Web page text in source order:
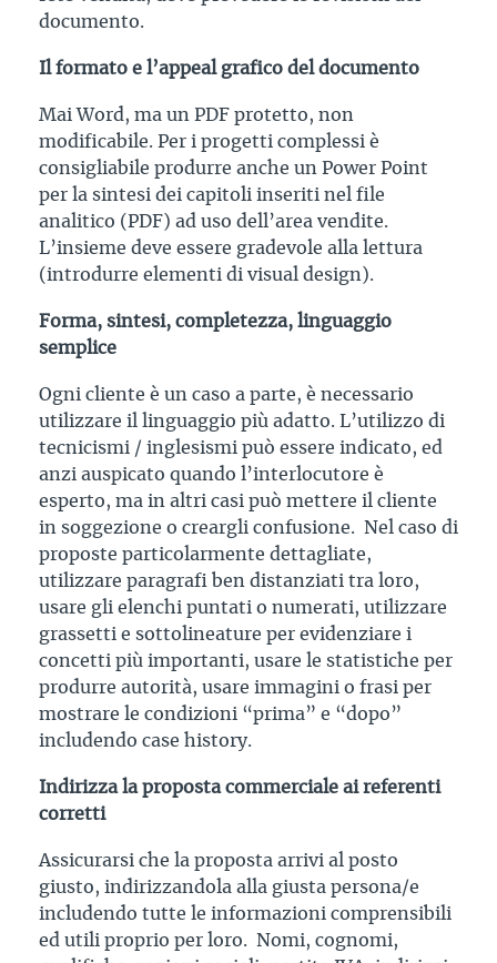
documento.
Il formato e l’appeal grafico del documento
Mai Word, ma un PDF protetto, non
modificabile. Per i progetti complessi è
consigliabile produrre anche un Power Point
per la sintesi dei capitoli inseriti nel file
analitico (PDF) ad uso dell’area vendite.
L’insieme deve essere gradevole alla lettura
(introdurre elementi di visual design).
Forma, sintesi, completezza, linguaggio
semplice
Ogni cliente è un caso a parte, è necessario
utilizzare il linguaggio più adatto. L’utilizzo di
tecnicismi / inglesismi può essere indicato, ed
anzi auspicato quando l’interlocutore è
esperto, ma in altri casi può mettere il cliente
in soggezione o creargli confusione. Nel caso di
proposte particolarmente dettagliate,
utilizzare paragrafi ben distanziati tra loro,
usare gli elenchi puntati o numerati, utilizzare
grassetti e sottolineature per evidenziare i
concetti più importanti, usare le statistiche per
produrre autorità, usare immagini o frasi per
mostrare le condizioni “prima” e “dopo”
includendo case history.
Indirizza la proposta commerciale ai referenti
corretti
Assicurarsi che la proposta arrivi al posto
giusto, indirizzandola alla giusta persona/e
includendo tutte le informazioni comprensibili
ed utili proprio per loro. Nomi, cognomi,